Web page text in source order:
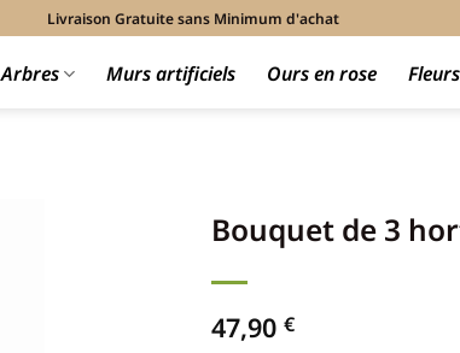
Livraison Gratuite sans Minimum d'achat
Arbres Murs artificiels Ours en rose
Bouquet de 3
47,90 €